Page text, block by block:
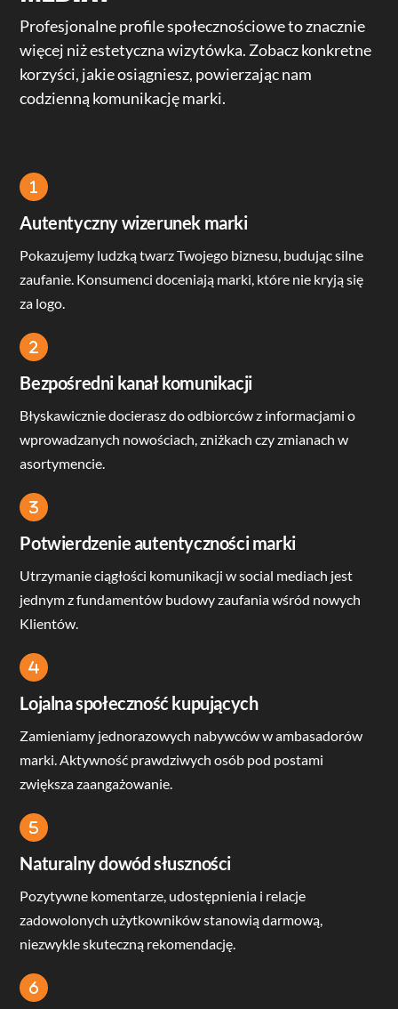
Profesjonalne profile społecznościowe to znacznie
więcej niż estetyczna wizytówka. Zobacz konkretne
korzyści, jakie osiągniesz, powierzając nam
codzienną komunikację marki.
Icon
label
Autentyczny wizerunek marki
Pokazujemy ludzką twarz Twojego biznesu, budując silne
zaufanie. Konsumenci doceniają marki, które nie kryją się
za logo.
Icon
label
Bezpośredni kanał komunikacji
Błyskawicznie docierasz do odbiorców z informacjami o
wprowadzanych nowościach, zniżkach czy zmianach w
asortymencie.
Icon
label
Potwierdzenie autentyczności marki
Utrzymanie ciągłości komunikacji w social mediach jest
jednym z fundamentów budowy zaufania wśród nowych
Klientów.
Icon
label
Lojalna społeczność kupujących
Zamieniamy jednorazowych nabywców w ambasadorów
marki. Aktywność prawdziwych osób pod postami
zwiększa zaangażowanie.
Icon
label
Naturalny dowód słuszności
Pozytywne komentarze, udostępnienia i relacje
zadowolonych użytkowników stanowią darmową,
niezwykle skuteczną rekomendację.
Icon